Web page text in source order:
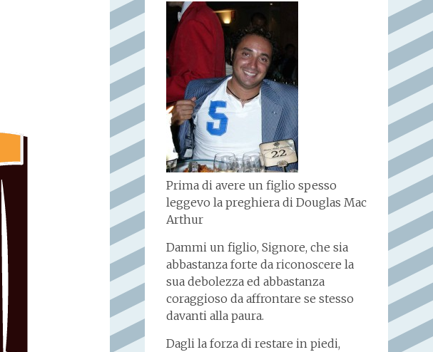
Prima di avere un figlio spesso
leggevo la preghiera di Douglas Mac
Arthur
Dammi un figlio, Signore, che sia
abbastanza forte da riconoscere la
sua debolezza ed abbastanza
coraggioso da affrontare se stesso
davanti alla paura.
Dagli la forza di restare in piedi,